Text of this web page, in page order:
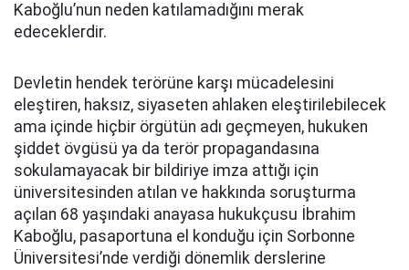
Kaboğlu’nun neden katılamadığını merak
edeceklerdir.
Devletin hendek terörüne karşı mücadelesini
eleştiren, haksız, siyaseten ahlaken eleştirilebilecek
ama içinde hiçbir örgütün adı geçmeyen, hukuken
şiddet övgüsü ya da terör propagandasına
sokulamayacak bir bildiriye imza attığı için
üniversitesinden atılan ve hakkında soruşturma
açılan 68 yaşındaki anayasa hukukçusu İbrahim
Kaboğlu, pasaportuna el konduğu için Sorbonne
Üniversitesi’nde verdiği dönemlik derslerine